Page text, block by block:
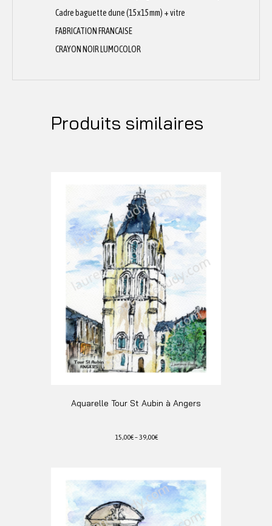
Cadre baguette dune (15x15mm) + vitre
FABRICATION FRANCAISE
CRAYON NOIR LUMOCOLOR
Produits similaires
Aquarelle Tour St Aubin à Angers
15,00€–39,00€
plusieurs
variations.
Les